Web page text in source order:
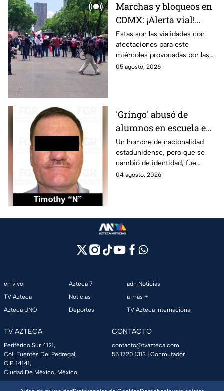
Marchas y bloqueos en
CDMX: ¡Alerta vial!
Reabren Periférico tras
cierre de manifestantes
en San Jerónimo
Estas son las vialidades con
afectaciones para este
miércoles provocadas por las
marchas, bloqueos y trabajos
05 agosto, 2026
'Gringo' abusó de
alumnos en escuela en
Azcapotzalco y recibe
16 años de sentencia
Un hombre de nacionalidad
estadunidense, pero que se
cambió de identidad, fue
sentenciado por haber
04 agosto, 2026
en vivo
TV Azteca
Azteca UNO
Azteca 7
Noticias
Deportes
adn Noticias
a más +
TV Azteca Internacional
TV AZTECA
Periférico Sur 4121,
Col. Fuentes Del Pedregal,
C.P. 14141,
Ciudad De México, México.
CONTACTO
contacto@tvazteca.com
55 1720 1313 | Conmutador